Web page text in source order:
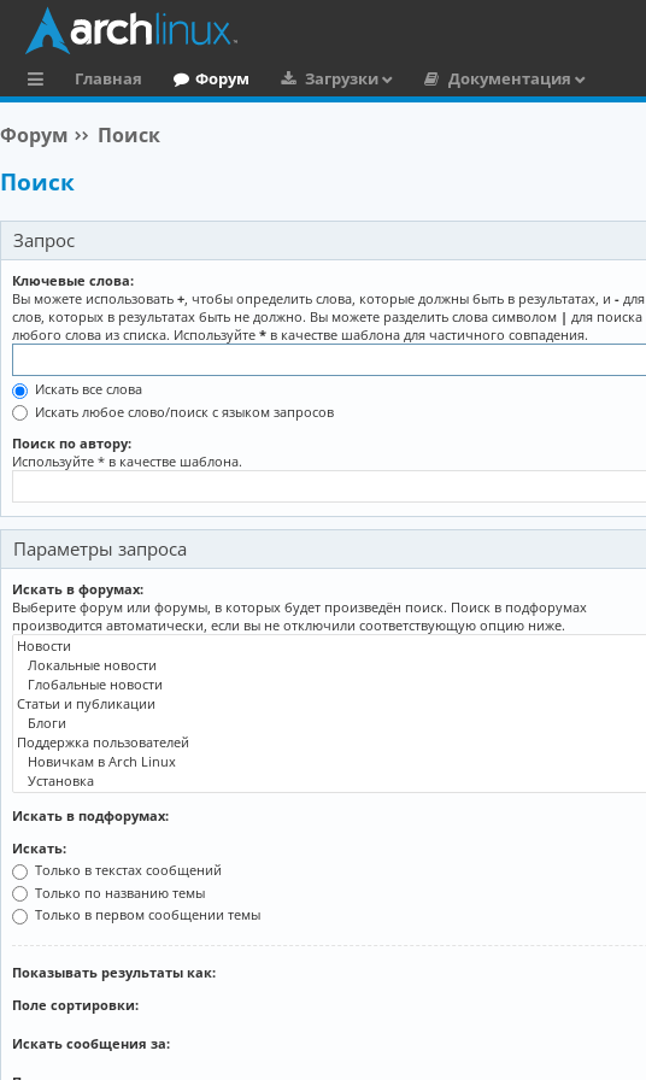
ы
л
к
и
Главная Форум Загрузки Документация
Форум Поиск
Поиск
Запрос
Ключевые слова:
Вы можете использовать +, чтобы определить слова, которые должны быть в результатах, и - для
слов, которых в результатах быть не должно. Вы можете разделить слова символом | для поиска
любого слова из списка. Используйте * в качестве шаблона для частичного совпадения.
Искать все слова
Искать любое слово/поиск с языком запросов
Поиск по автору:
Используйте * в качестве шаблона.
Параметры запроса
Искать в форумах:
Выберите форум или форумы, в которых будет произведён поиск. Поиск в подфорумах
производится автоматически, если вы не отключили соответствующую опцию ниже.
Искать в подфорумах:
Искать:
Только в текстах сообщений
Только по названию темы
Только в первом сообщении темы
Показывать результаты как:
Поле сортировки:
Искать сообщения за: